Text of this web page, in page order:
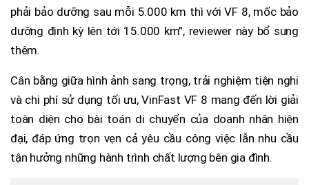
phải bảo dưỡng sau mỗi 5.000 km thì với VF 8, mốc bảo
dưỡng định kỳ lên tới 15.000 km”, reviewer này bổ sung
thêm.
Cân bằng giữa hình ảnh sang trọng, trải nghiệm tiện nghi
và chi phí sử dụng tối ưu, VinFast VF 8 mang đến lời giải
toàn diện cho bài toán di chuyển của doanh nhân hiện
đại, đáp ứng trọn vẹn cả yêu cầu công việc lẫn nhu cầu
tận hưởng những hành trình chất lượng bên gia đình.